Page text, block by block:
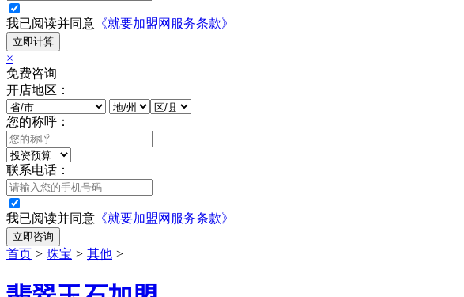
我已阅读并同意 《就要加盟网服务条款》
立即计算
×
免费咨询
开店地区：
您的称呼：
联系电话：
我已阅读并同意 《就要加盟网服务条款》
立即咨询
首页 > 珠宝 > 其他 >